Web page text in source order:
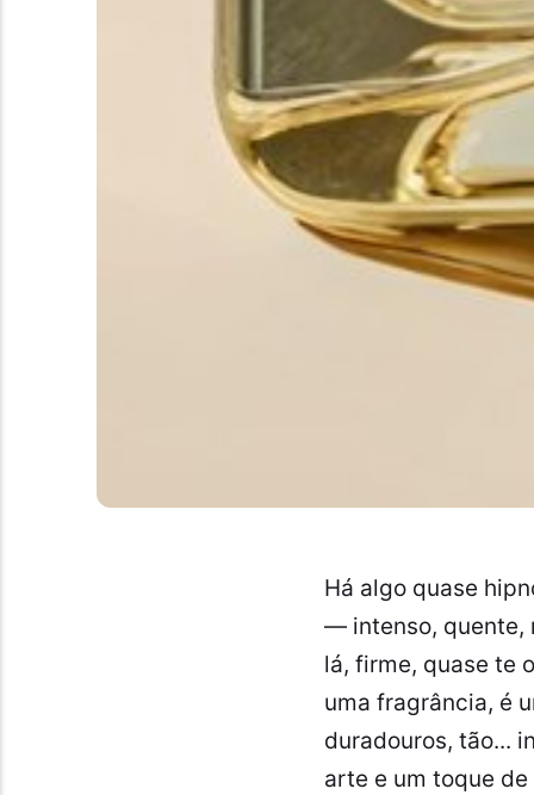
Há algo quase
— intenso, quente,
lá, firme, quase te
uma fragrância, é
duradouros, tão...
arte e um toque